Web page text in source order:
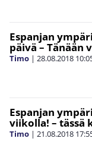
Espanjan
päivä – Tänään
Timo | 28.08.2018
Espanjan
viikolla! – tässä
Timo | 21.08.2018